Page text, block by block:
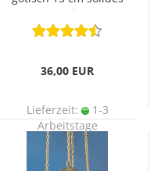
Messing
36,00 EUR
Lieferzeit:
1-3
Arbeitstage